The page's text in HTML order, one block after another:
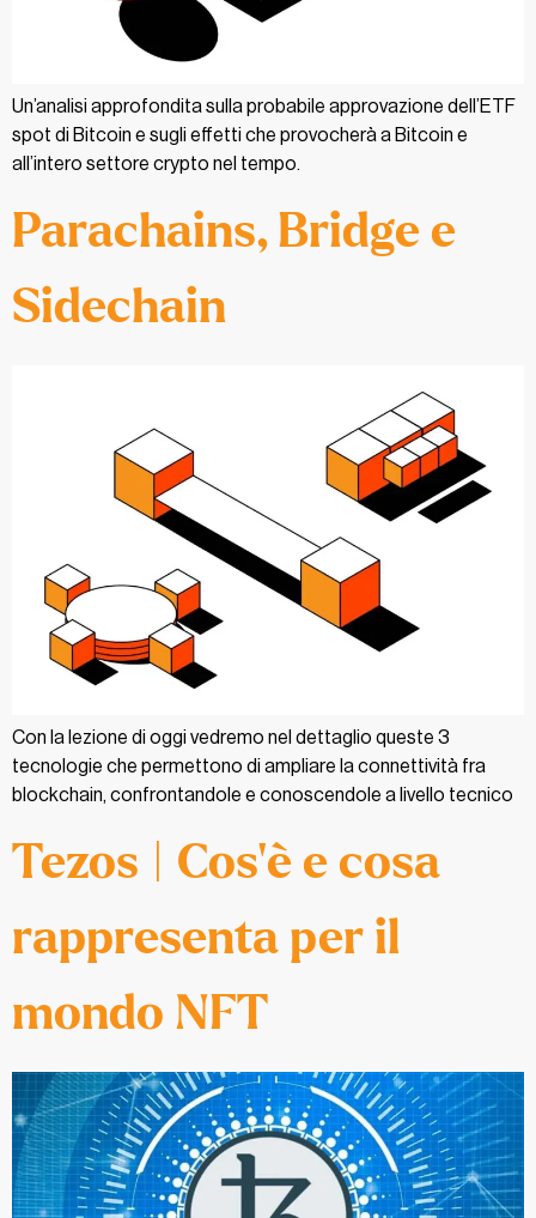
Un’analisi approfondita sulla probabile approvazione dell’ETF
spot di Bitcoin e sugli effetti che provocherà a Bitcoin e
all’intero settore crypto nel tempo.
Parachains, Bridge e
Sidechain
Con la lezione di oggi vedremo nel dettaglio queste 3
tecnologie che permettono di ampliare la connettività fra
blockchain, confrontandole e conoscendole a livello tecnico
Tezos | Cos’è e cosa
rappresenta per il
mondo NFT